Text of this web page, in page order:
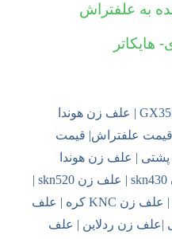
به علفتراش
هایکاتر
GX35 | علف زن هوندا
علفتراش| قیمت
| علف زن هوندا
skn430 | علف زن skn520
|
| علف زن KNC کره | علف
|علف زن ردلاین | علف